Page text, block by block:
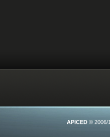
APICED © 2006/